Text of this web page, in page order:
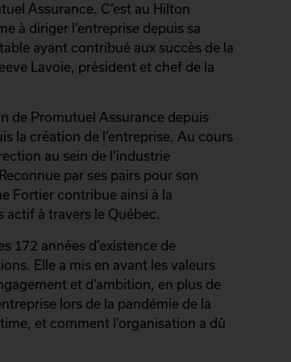
Assurance. C’est au Hilton
à diriger l’entreprise depuis sa
ayant contribué aux succès de la
Lavoie, président et chef de la
de Promutuel Assurance depuis
la création de l’entreprise. Au cours
au sein de l’industrie
par ses pairs pour son
Fortier contribue ainsi à la
actif à travers le Québec.
172 années d’existence de
Elle a mis en avant les valeurs
et d’ambition, en plus de
lors de la pandémie de la
et comment l’organisation a dû